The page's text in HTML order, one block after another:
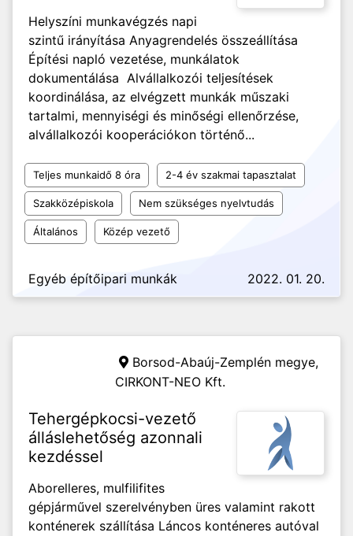
Helyszíni munkavégzés napi
szintű irányítása Anyagrendelés összeállítása
Építési napló vezetése, munkálatok
dokumentálása Alvállalkozói teljesítések
koordinálása, az elvégzett munkák műszaki
tartalmi, mennyiségi és minőségi ellenőrzése,
alvállalkozói kooperációkon történő...
Teljes munkaidő 8 óra 2-4 év szakmai tapasztalat
Szakközépiskola Nem szükséges nyelvtudás
Általános Közép vezető
Egyéb építőipari munkák 2022. 01. 20.
Borsod-Abaúj-Zemplén megye,
CIRKONT-NEO Kft.
Tehergépkocsi-vezető
álláslehetőség azonnali
kezdéssel
Aborelleres, mulfilifites
gépjárművel szerelvényben üres valamint rakott
konténerek szállítása Láncos konténeres autóval